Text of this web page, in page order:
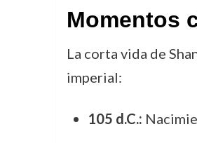
Momentos
La corta vida de
imperial:
105 d.C.: